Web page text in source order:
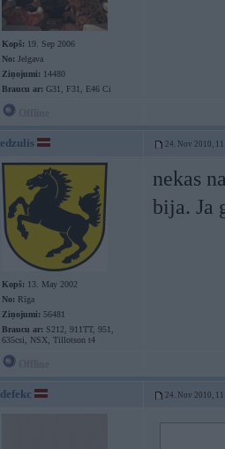
Kopš: 19. Sep 2006
No: Jelgava
Ziņojumi: 14480
Braucu ar: G31, F31, E46 Ci
edzulis 24. Nov 2010,
Kopš: 13. May 2002
No: Rīga
Ziņojumi: 56481
Braucu ar: S212, 911TT, 951,
635csi, NSX, Tillotson t4
nekas
bija. Ja
defekc 24. Nov 2010,